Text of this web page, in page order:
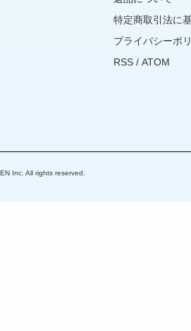
特定商取引法に
プライバシーポ
RSS / ATOM
Inc. All rights reserved.